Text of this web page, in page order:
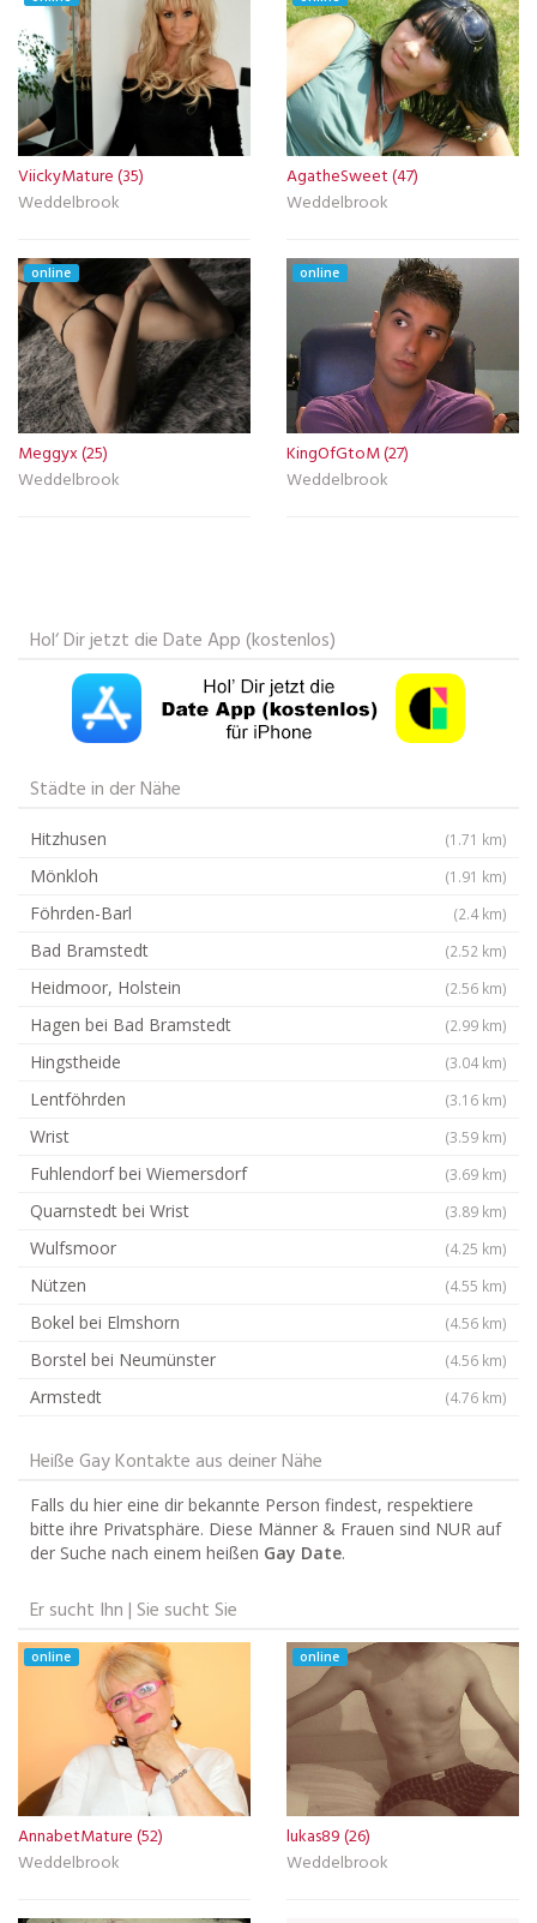
ViickyMature (35)
Weddelbrook
AgatheSweet (47)
Weddelbrook
online
Meggyx (25)
Weddelbrook
online
KingOfGtoM (27)
Weddelbrook
Hol‘ Dir jetzt die Date App (kostenlos)
Städte in der Nähe
Hitzhusen (1.71 km)
Mönkloh (1.91 km)
Föhrden-Barl (2.4 km)
Bad Bramstedt (2.52 km)
Heidmoor, Holstein (2.56 km)
Hagen bei Bad Bramstedt (2.99 km)
Hingstheide (3.04 km)
Lentföhrden (3.16 km)
Wrist (3.59 km)
Fuhlendorf bei Wiemersdorf (3.69 km)
Quarnstedt bei Wrist (3.89 km)
Wulfsmoor (4.25 km)
Nützen (4.55 km)
Bokel bei Elmshorn (4.56 km)
Borstel bei Neumünster (4.56 km)
Armstedt (4.76 km)
Heiße Gay Kontakte aus deiner Nähe
Falls du hier eine dir bekannte Person findest, respektiere
bitte ihre Privatsphäre. Diese Männer & Frauen sind NUR auf
der Suche nach einem heißen Gay Date.
Er sucht Ihn | Sie sucht Sie
online
AnnabetMature (52)
Weddelbrook
online
lukas89 (26)
Weddelbrook